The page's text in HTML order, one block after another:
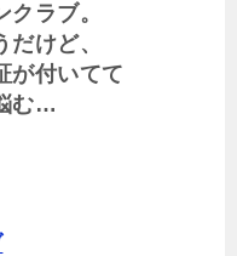
ラブ。
けど、
が付いてて
む…